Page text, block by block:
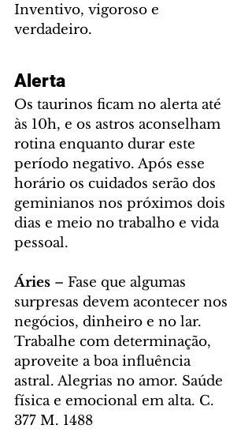
Inventivo, vigoroso e
verdadeiro.
Alerta
Os taurinos ficam no alerta até
às 10h, e os astros aconselham
rotina enquanto durar este
período negativo. Após esse
horário os cuidados serão dos
geminianos nos próximos dois
dias e meio no trabalho e vida
pessoal.
Áries – Fase que algumas
surpresas devem acontecer nos
negócios, dinheiro e no lar.
Trabalhe com determinação,
aproveite a boa influência
astral. Alegrias no amor. Saúde
física e emocional em alta. C.
377 M. 1488